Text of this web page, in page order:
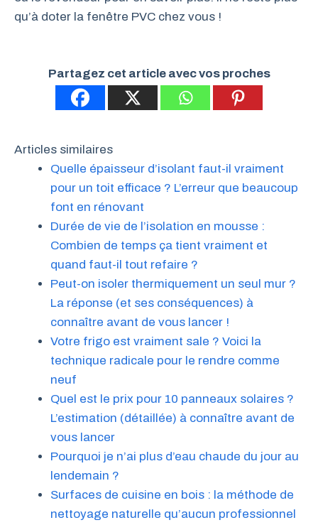
qu’à doter la fenêtre PVC chez vous !
Partagez cet article avec vos proches
Articles similaires
Quelle épaisseur d’isolant faut-il vraiment
pour un toit efficace ? L’erreur que beaucoup
font en rénovant
Durée de vie de l’isolation en mousse :
Combien de temps ça tient vraiment et
quand faut-il tout refaire ?
Peut-on isoler thermiquement un seul mur ?
La réponse (et ses conséquences) à
connaître avant de vous lancer !
Votre frigo est vraiment sale ? Voici la
technique radicale pour le rendre comme
neuf
Quel est le prix pour 10 panneaux solaires ?
L’estimation (détaillée) à connaître avant de
vous lancer
Pourquoi je n’ai plus d’eau chaude du jour au
lendemain ?
Surfaces de cuisine en bois : la méthode de
nettoyage naturelle qu’aucun professionnel